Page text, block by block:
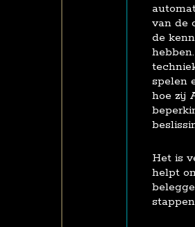
van de
de
spelen
hoe zij
Het is
helpt